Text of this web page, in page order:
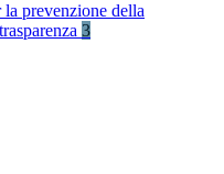
prevenzione della
3